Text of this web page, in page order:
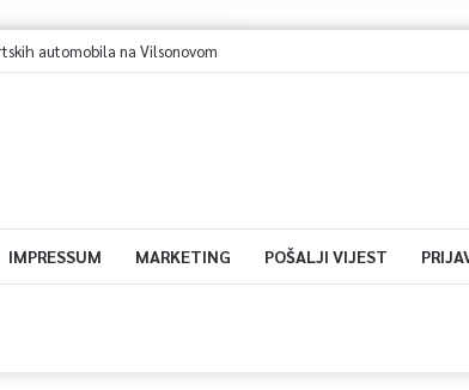
IMPRESSUM MARKETING POŠALJI VIJEST